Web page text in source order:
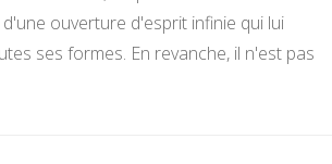
ouverture d'esprit infinie qui lui
ses formes. En revanche, il n'est pas